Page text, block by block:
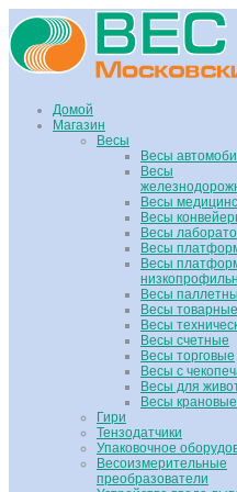
Домой
Магазин
Весы
Весы
Весы
Весы
Весы
Весы
Весы
Весы
Весы
Весы товарные
Весы
Весы счетные
Весы торговые
Весы с
Весы для
Весы крановые
Гири
Тензодатчики
Упаковочное
Весоизмерительные
преобразователи